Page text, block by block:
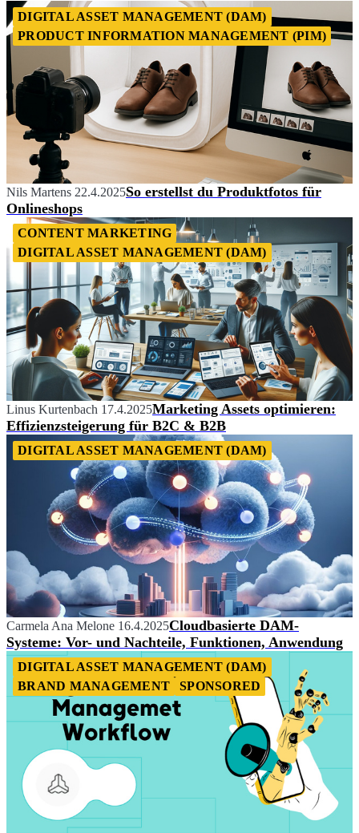
DIGITAL ASSET MANAGEMENT (DAM)
PRODUCT INFORMATION MANAGEMENT (PIM)
Nils Martens 22.4.2025So erstellst du Produktfotos für
Onlineshops
CONTENT MARKETING
DIGITAL ASSET MANAGEMENT (DAM)
Linus Kurtenbach 17.4.2025Marketing Assets optimieren:
Effizienzsteigerung für B2C & B2B
DIGITAL ASSET MANAGEMENT (DAM)
Carmela Ana Melone 16.4.2025Cloudbasierte DAM-
Systeme: Vor- und Nachteile, Funktionen, Anwendung
DIGITAL ASSET MANAGEMENT (DAM)
BRAND MANAGEMENT
SPONSORED